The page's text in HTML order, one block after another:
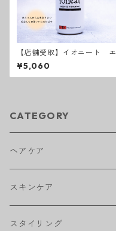
【店舗受取】イオニート エ
ッセンスVシャンプー
¥5,060
CATEGORY
ヘアケア
アウトバストリートメント
シャンプー
スキンケア
スタイリング